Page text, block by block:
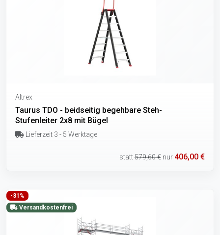
Altrex
Taurus TDO - beidseitig begehbare Steh-
Stufenleiter 2x8 mit Bügel
Lieferzeit 3 - 5 Werktage
statt579,60 € nur 406,00 €
-31%
Versandkostenfrei